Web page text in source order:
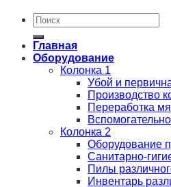
Главная
Оборудование
Колонка 1
Убой и
Производство
Переработка
Колонка 2
Оборудование
Санитарно-
Пилы
Инвентарь